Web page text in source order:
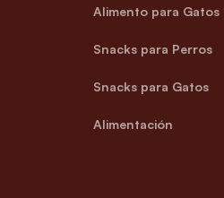
Alimento para Gatos
Snacks para Perros
Snacks para Gatos
Alimentación